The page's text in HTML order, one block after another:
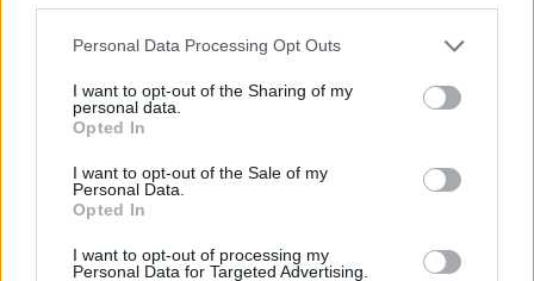
Personal Data Processing Opt Outs
I want to opt-out of the Sharing of my
personal data.
Opted In
I want to opt-out of the Sale of my
Personal Data.
Opted In
I want to opt-out of processing my
Personal Data for Targeted Advertising.